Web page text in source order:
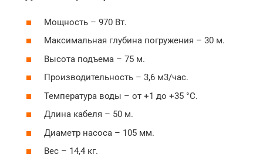
Мощность – 970 Вт.
Максимальная глубина погружения – 30 м.
Высота подъема – 75 м.
Производительность – 3,6 м3/час.
Температура воды – от +1 до +35 °С.
Длина кабеля – 50 м.
Диаметр насоса – 105 мм.
Вес – 14,4 кг.